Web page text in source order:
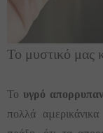
Το μυστικό μας
Το υγρό
πολλά